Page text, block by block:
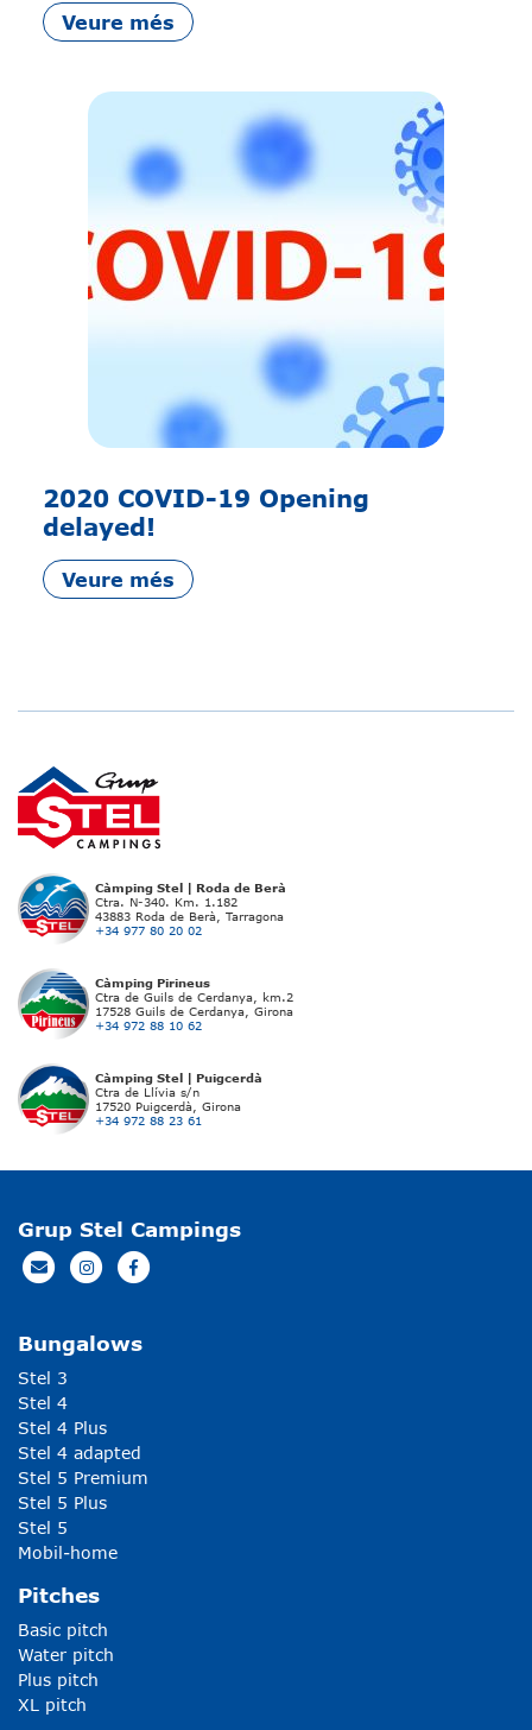
Veure més
2020 COVID-19 Opening
delayed!
Veure més
Càmping Stel | Roda de Berà
Ctra. N-340. Km. 1.182
43883 Roda de Berà, Tarragona
+34 977 80 20 02
Càmping Pirineus
Ctra de Guils de Cerdanya, km.2
17528 Guils de Cerdanya, Girona
+34 972 88 10 62
Càmping Stel | Puigcerdà
Ctra de Llívia s/n
17520 Puigcerdà, Girona
+34 972 88 23 61
Grup Stel Campings
Bungalows
Stel 3
Stel 4
Stel 4 Plus
Stel 4 adapted
Stel 5 Premium
Stel 5 Plus
Stel 5
Mobil-home
Pitches
Basic pitch
Water pitch
Plus pitch
XL pitch